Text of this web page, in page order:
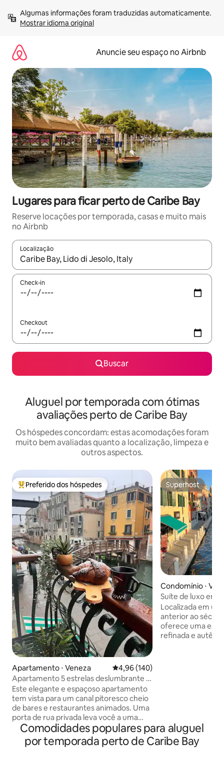
para
Mostrar idioma original
Anuncie seu espaço no Airbnb
Lugares para ficar perto de Caribe Bay
Reserve locações por temporada, casas e muito mais
no Airbnb
Localização
Quando os resultados estiverem disponíveis, explore-os
Check-in
Checkout
Buscar
Aluguel por temporada com ótimas
avaliações perto de Caribe Bay
Os hóspedes concordam: estas acomodações foram
muito bem avaliadas quanto a localização, limpeza e
outros aspectos.
Entre os melhores preferidos dos hóspedes
Preferido dos hóspedes
Apartamento ⋅ Veneza 4,96 de uma avaliação média de
4,96 (140)
Apartamento 5 estrelas deslumbrante e
superestiloso à beira do canal!
Este elegante e espaçoso apartamento
tem vista para um canal pitoresco cheio
de bares e restaurantes animados. Uma
porta de rua privada leva você a uma
área de serviço no piso térreo (lavadora
e secadora) e, em seguida, no andar de
cima, você entra em um espaço
Superhost
Superhost
Condomínio ⋅
Suíte de luxo em
privativo e design
Localizada em
anterior ao
oferece uma
refinada e
encantadora,
procuram
Comodidades populares para aluguel
por temporada perto de Caribe Bay